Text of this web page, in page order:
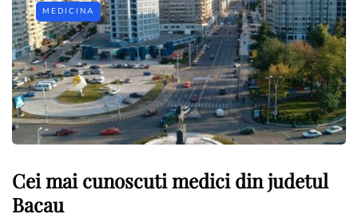
MEDICINA
Cei mai cunoscuti medici din judetul
Bacau